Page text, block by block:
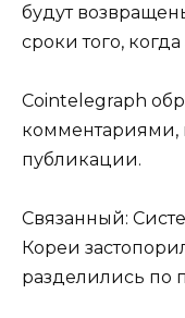
будут
сроки того,
Cointelegraph
комментариями,
публикации.
Связанный:
Кореи
разделились по